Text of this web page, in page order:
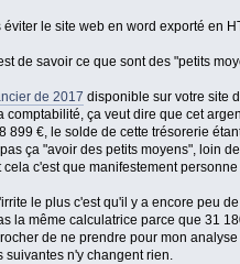
le site web en word exporté en
de savoir ce que sont des "petits
de 2017 disponible sur votre site
comptabilité, ça veut dire que cet
899 €, le solde de cette trésorerie
ça "avoir des petits moyens", loin
cela c'est que manifestement
le plus c'est qu'il y a encore peu
la même calculatrice parce que 31
de ne prendre pour mon
suivantes n'y changent rien.